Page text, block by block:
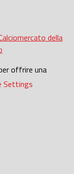
della
offrire una
Settings